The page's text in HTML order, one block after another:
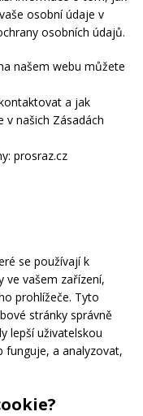
osobní údaje v
osobních údajů.
našem webu můžete
a jak
v našich Zásadách
prosraz.cz
se používají k
ve vašem zařízení,
prohlížeče. Tyto
stránky správně
lepší uživatelskou
funguje, a analyzovat,